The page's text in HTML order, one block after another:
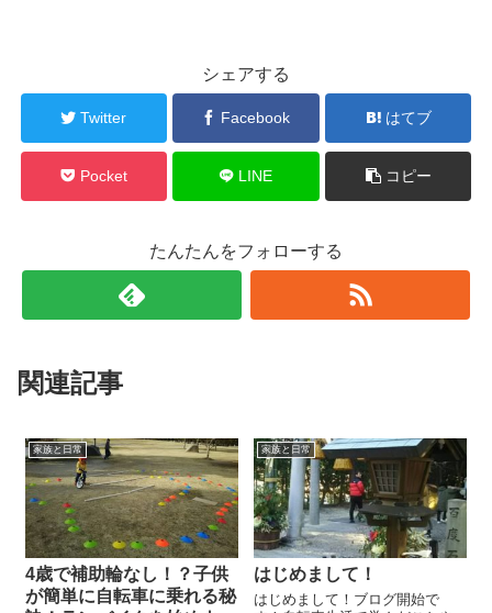
シェアする
Twitter Facebook はてブ
Pocket LINE コピー
たんたんをフォローする
関連記事
家族と日常
4歳で補助輪なし！？子供
が簡単に自転車に乗れる秘
家族と日常
はじめまして！
はじめまして！ブログ開始で